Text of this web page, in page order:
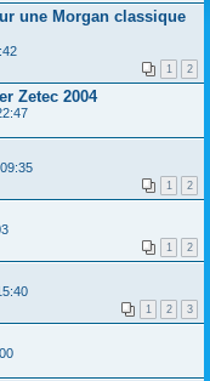
une Morgan classique
1 2
Zetec 2004
1 2
1 2
1 2 3